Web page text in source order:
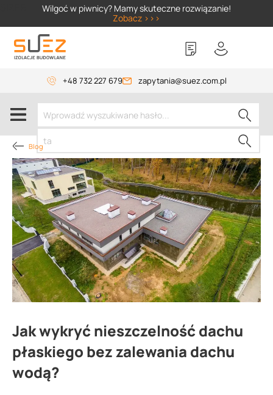
Wilgoć w piwnicy? Mamy skuteczne rozwiązanie!
Zobacz >>>
+48 732 227 679 zapytania@suez.com.pl
Blog
Jak wykryć nieszczelność dachu
płaskiego bez zalewania dachu
wodą?